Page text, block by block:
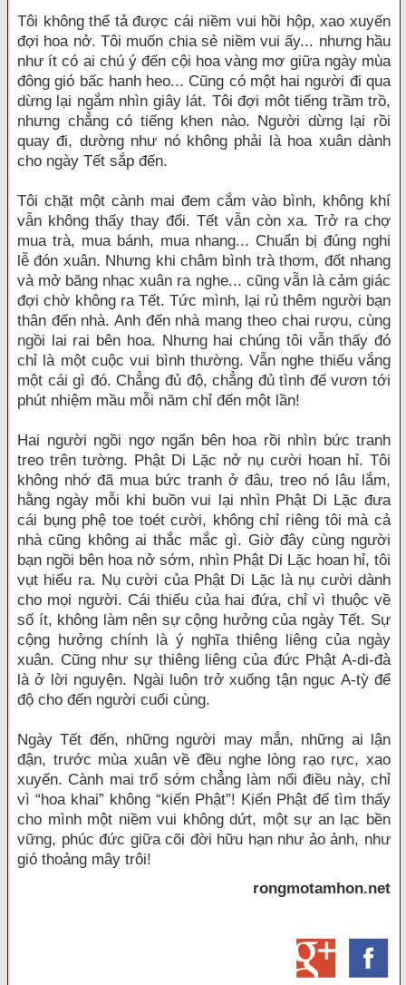
Tôi không thể tả được cái niềm vui hồi hộp, xao xuyến
đợi hoa nở. Tôi muốn chia sẻ niềm vui ấy... nhưng hầu
như ít có ai chú ý đến cội hoa vàng mơ giữa ngày mùa
đông gió bấc hanh heo... Cũng có một hai người đi qua
dừng lại ngắm nhìn giây lát. Tôi đợi môt tiếng trầm trồ,
nhưng chẳng có tiếng khen nào. Người dừng lại rồi
quay đi, dường như nó không phải là hoa xuân dành
cho ngày Tết sắp đến.
Tôi chặt một cành mai đem cắm vào bình, không khí
vẫn không thấy thay đổi. Tết vẫn còn xa. Trở ra chợ
mua trà, mua bánh, mua nhang... Chuẩn bị đúng nghi
lễ đón xuân. Nhưng khi châm bình trà thơm, đốt nhang
và mở băng nhạc xuân ra nghe... cũng vẫn là cảm giác
đợi chờ không ra Tết. Tức mình, lại rủ thêm người bạn
thân đến nhà. Anh đến nhà mang theo chai rượu, cùng
ngồi lai rai bên hoa. Nhưng hai chúng tôi vẫn thấy đó
chỉ là một cuộc vui bình thường. Vẫn nghe thiếu vắng
một cái gì đó. Chẳng đủ độ, chẳng đủ tình để vươn tới
phút nhiệm mầu mỗi năm chỉ đến một lần!
Hai người ngồi ngơ ngẩn bên hoa rồi nhìn bức tranh
treo trên tường. Phật Di Lặc nở nụ cười hoan hỉ. Tôi
không nhớ đã mua bức tranh ở đâu, treo nó lâu lắm,
hằng ngày mỗi khi buồn vui lại nhìn Phật Di Lặc đưa
cái bụng phệ toe toét cười, không chỉ riêng tôi mà cả
nhà cũng không ai thắc mắc gì. Giờ đây cùng người
bạn ngồi bên hoa nở sớm, nhìn Phật Di Lặc hoan hỉ, tôi
vụt hiểu ra. Nụ cười của Phật Di Lặc là nụ cười dành
cho mọi người. Cái thiếu của hai đứa, chỉ vì thuộc về
số ít, không làm nên sự cộng hưởng của ngày Tết. Sự
cộng hưởng chính là ý nghĩa thiêng liêng của ngày
xuân. Cũng như sự thiêng liêng của đức Phật A-di-đà
là ở lời nguyện. Ngài luôn trở xuống tận ngục A-tỳ để
độ cho đến người cuối cùng.
Ngày Tết đến, những người may mắn, những ai lận
đận, trước mùa xuân về đều nghe lòng rạo rực, xao
xuyến. Cành mai trổ sớm chẳng làm nổi điều này, chỉ
vì “hoa khai” không “kiến Phật”! Kiến Phật để tìm thấy
cho mình một niềm vui không dứt, một sự an lạc bền
vững, phúc đức giữa cõi đời hữu hạn như ảo ảnh, như
gió thoảng mây trôi!
rongmotamhon.net